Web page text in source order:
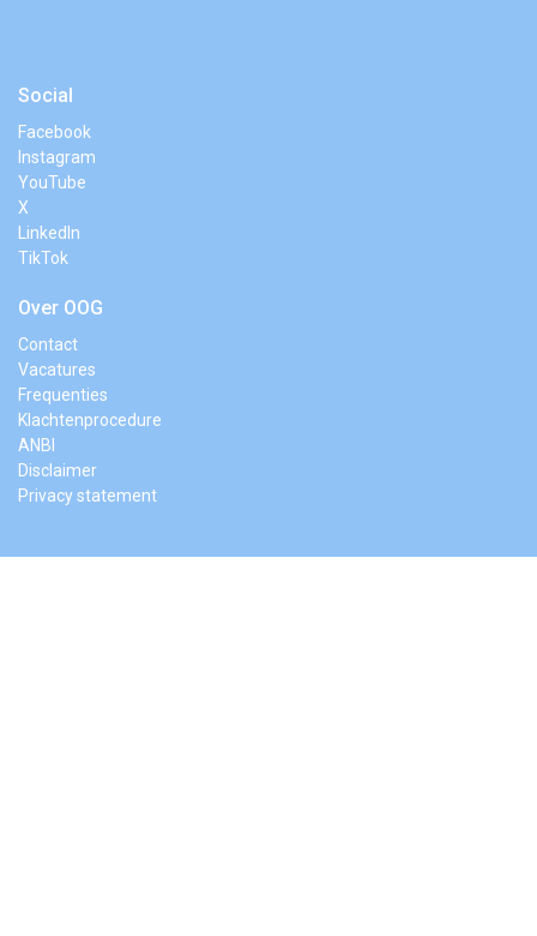
Social
Facebook
Instagram
YouTube
X
LinkedIn
TikTok
Over OOG
Contact
Vacatures
Frequenties
Klachtenprocedure
ANBI
Disclaimer
Privacy statement